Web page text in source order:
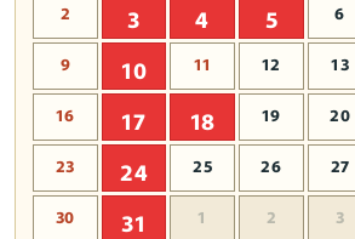
2
3 4 5 6
9 10 11 12 13
16 17 18 19 20
23 24 25 26 27
30 31 1 2 3